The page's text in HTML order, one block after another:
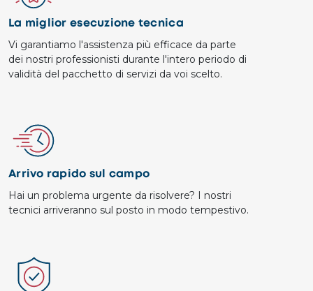
La miglior esecuzione tecnica
Vi garantiamo l'assistenza più efficace da parte
dei nostri professionisti durante l'intero periodo di
validità del pacchetto di servizi da voi scelto.
Image
Arrivo rapido sul campo
Hai un problema urgente da risolvere? I nostri
tecnici arriveranno sul posto in modo tempestivo.
Image